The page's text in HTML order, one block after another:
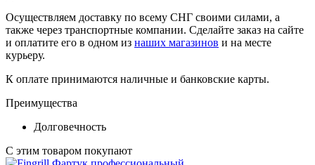
Осуществляем доставку по всему СНГ своими силами, а
также через транспортные компании. Сделайте заказ на сайте
и оплатите его в одном из наших магазинов и на месте
курьеру.
К оплате принимаются наличные и банковские карты.
Преимущества
Долговечность
С этим товаром покупают